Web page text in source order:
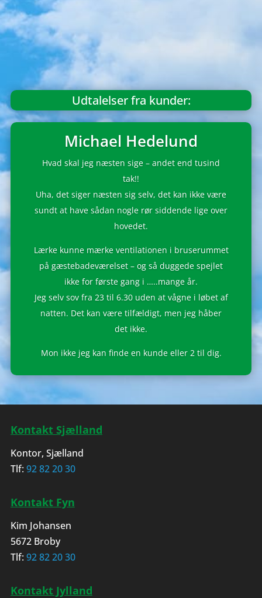
Udtalelser fra kunder:
Michael Hedelund
Hvad skal jeg næsten sige – andet end tusind
tak!!
Uha, det siger næsten sig selv, det kan ikke være
sundt at have sådan nogle rør siddende lige over
hovedet.
Lærke kunne mærke ventilationen i bruserummet
på gæstebadeværelset – og så duggede spejlet
ikke for første gang i …..mange år.
Jeg selv sov fra 23 til 6.30 uden at vågne i løbet af
natten. Det kan være tilfældigt, men jeg håber
det ikke.
Mon ikke jeg kan finde en kunde eller 2 til dig.
Kontakt Sjælland
Kontor, Sjælland
Tlf: 92 82 20 30
Kontakt Fyn
Kim Johansen
5672 Broby
Tlf: 92 82 20 30
Kontakt Jylland